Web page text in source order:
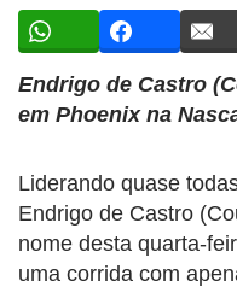
Endrigo de Castro
em Phoenix na
Liderando quase
Endrigo de Castro
nome desta quarta-
uma corrida com